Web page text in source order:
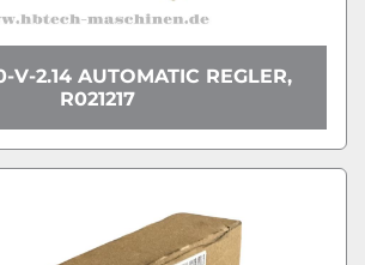
V-2.14 AUTOMATIC REGLER,
R021217